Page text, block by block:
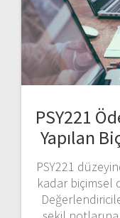
PSY221
Yapılan
PSY221
kadar biçimsel